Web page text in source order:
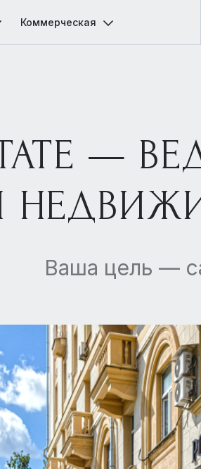
Коммерческая
—
Ваша цель —